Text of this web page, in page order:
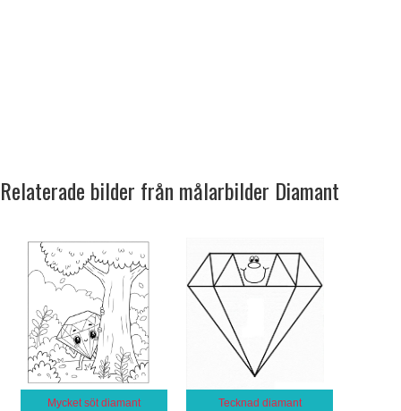
Relaterade bilder från målarbilder Diamant
Mycket söt diamant Tecknad diamant